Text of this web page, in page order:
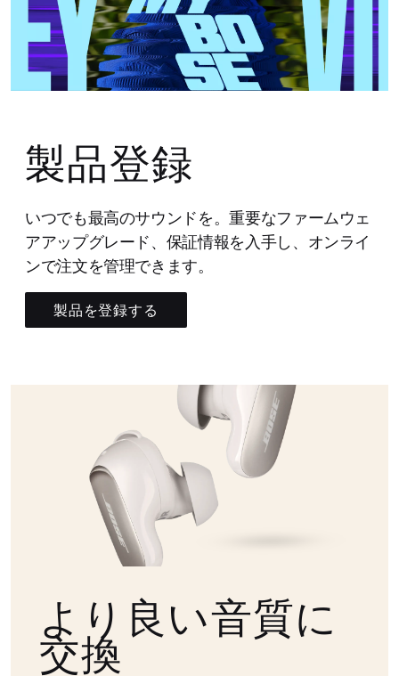
製品登録
いつでも最高のサウンドを。重要なファームウェ
アアップグレード、保証情報を入手し、オンライ
ンで注文を管理できます。
製品を登録する
より良い音質に
交換